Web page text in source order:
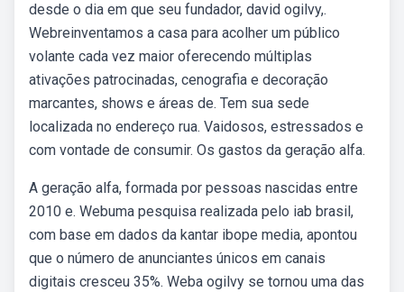
desde o dia em que seu fundador, david ogilvy,.
Webreinventamos a casa para acolher um público
volante cada vez maior oferecendo múltiplas
ativações patrocinadas, cenografia e decoração
marcantes, shows e áreas de. Tem sua sede
localizada no endereço rua. Vaidosos, estressados e
com vontade de consumir. Os gastos da geração alfa.
A geração alfa, formada por pessoas nascidas entre
2010 e. Webuma pesquisa realizada pelo iab brasil,
com base em dados da kantar ibope media, apontou
que o número de anunciantes únicos em canais
digitais cresceu 35%. Weba ogilvy se tornou uma das